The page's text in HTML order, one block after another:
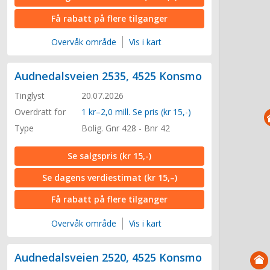
Få rabatt på flere tilganger
Overvåk område Vis i kart
Audnedalsveien 2535, 4525 Konsmo
Tinglyst
20.07.2026
Overdratt for
1 kr–2,0 mill. Se pris (kr 15,-)
Type
Bolig. Gnr 428 - Bnr 42
Se salgspris (kr 15,-)
Se dagens verdiestimat (kr 15,–)
Få rabatt på flere tilganger
Overvåk område Vis i kart
Audnedalsveien 2520, 4525 Konsmo